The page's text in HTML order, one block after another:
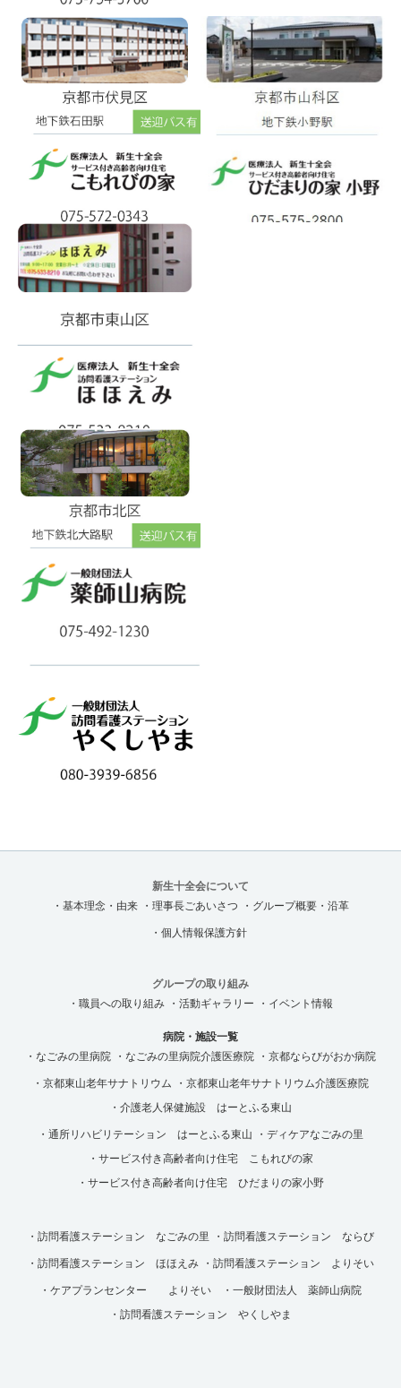
新生十全会について
・基本理念・由来
・理事長ごあいさつ ・グループ概要・沿革
・個人情報保護方針
グループの取り組み
・職員への取り組み
・活動ギャラリー ・イベント情報
病院・施設一覧
・なごみの里病院
・なごみの里病院介護医療院 ・京都ならびがおか病院
・京都東山老年サナトリウム
・京都東山老年サナトリウム介護医療院
・介護老人保健施設 はーとふる東山
・通所リハビリテーション はーとふる東山
・ディケアなごみの里
・サービス付き高齢者向け住宅 こもれびの家
・サービス付き高齢者向け住宅 ひだまりの家小野
・訪問看護ステーション なごみの里 ・訪問看護ステーション ならび
・訪問看護ステーション ほほえみ ・訪問看護ステーション よりそい
・ケアプランセンター よりそい
・一般財団法人 薬師山病院
・訪問看護ステーション やくしやま